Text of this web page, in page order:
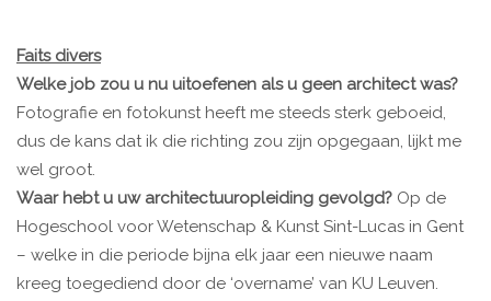
Faits divers
Welke job zou u nu uitoefenen als u geen architect was?
Fotografie en fotokunst heeft me steeds sterk geboeid,
dus de kans dat ik die richting zou zijn opgegaan, lijkt me
wel groot.
Waar hebt u uw architectuuropleiding gevolgd? Op de
Hogeschool voor Wetenschap & Kunst Sint-Lucas in Gent
– welke in die periode bijna elk jaar een nieuwe naam
kreeg toegediend door de ‘overname’ van KU Leuven.